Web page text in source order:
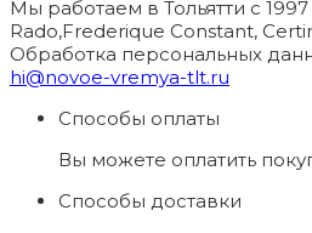
Мы работаем в Тольятти с
Rado,Frederique Constant,
Обработка персональных
hi@novoe-vremya-tlt.ru
Способы оплаты
Вы можете оплатить
Способы доставки